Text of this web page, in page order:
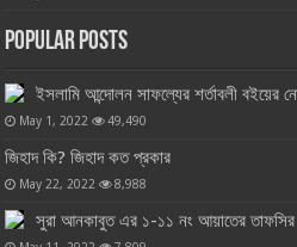
Popular Posts
ইসলামি আন্দোলন সাফল্যের শর্তাবলী বইয়ের
May 1, 2022 49,490
জিহাদ কি? জিহাদ কত প্রকার
May 22, 2022 8,988
সুরা আনকাবুত এর ১-১১ নং আয়াতের তাফসির